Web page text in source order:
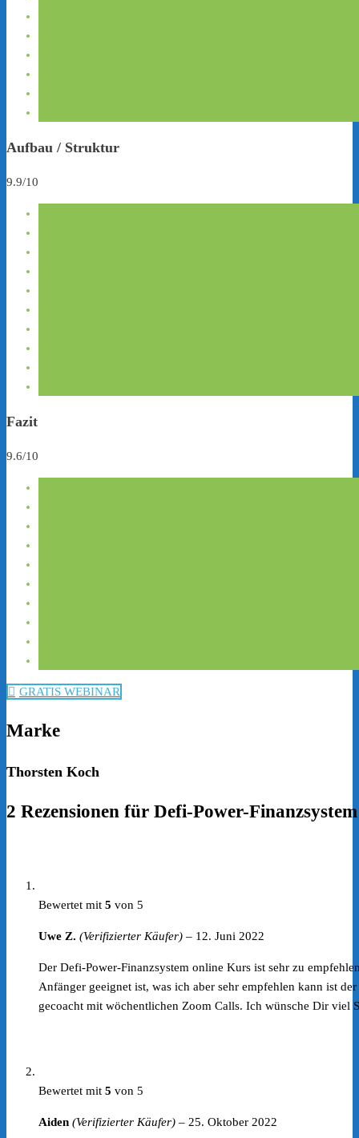
Aufbau / Struktur
9.9/10
Fazit
9.6/10
GRATIS WEBINAR
Marke
Thorsten Koch
2 Rezensionen für Defi-Power-Finanzsystem
Bewertet mit 5 von 5
Uwe Z. (Verifizierter Käufer) – 12. Juni 2022
Der Defi-Power-Finanzsystem online Kurs ist sehr zu
Anfänger geeignet ist, was ich aber sehr empfehlen kann ist
gecoacht mit wöchentlichen Zoom Calls. Ich wünsche Dir viel
Bewertet mit 5 von 5
Aiden (Verifizierter Käufer) – 25. Oktober 2022